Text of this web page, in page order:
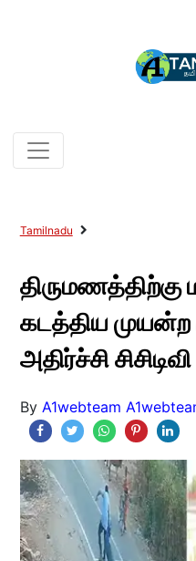
Tamilnadu
கடத்திய
அதிர்ச்சி
By A1webteam